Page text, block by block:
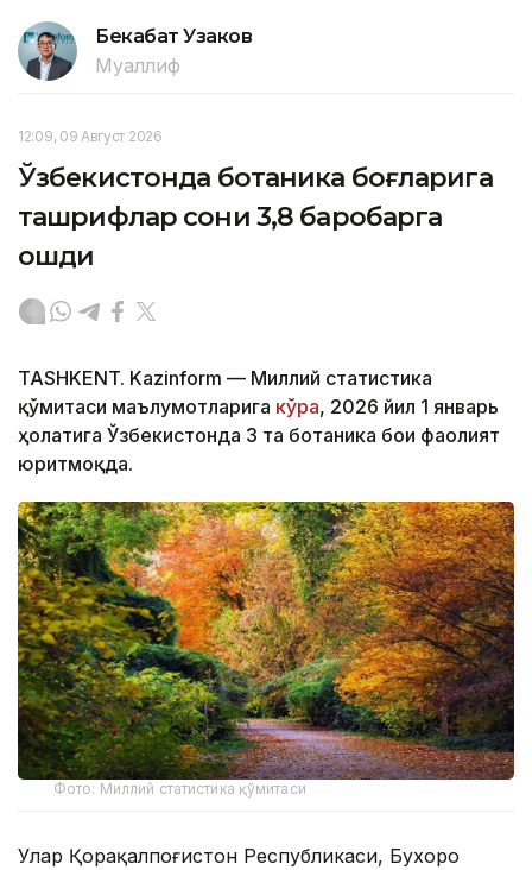
Бекабат Узаков
Муаллиф
12:09, 09 Август 2026
Ўзбекистонда ботаника боғларига
ташрифлар сони 3,8 баробарга
ошди
TASHKENT. Kazinform — Миллий статистика
қўмитаси маълумотларига кўра, 2026 йил 1 январь
ҳолатига Ўзбекистонда 3 та ботаника боғи фаолият
юритмоқда.
Фото: Миллий статистика қўмитаси
Улар Қорақалпоғистон Республикаси, Бухоро